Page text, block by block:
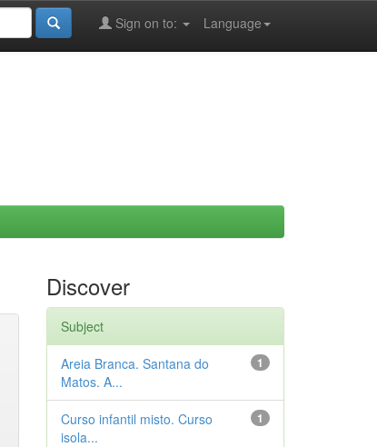
Language
Sign on to:
Discover
Subject
1
Areia Branca. Santana do
Matos. A...
1
Curso infantil misto. Curso
isola...